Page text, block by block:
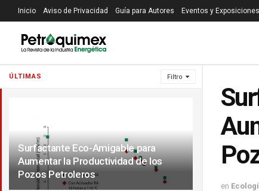
ÚLTIMAS Filtro
Surfactante Eco-Amigable para
Aumentar la Productividad de los
Pozos Petroleros
Inicio Aviso de Privacidad Guía para Autores Eventos y Exposiciones
en